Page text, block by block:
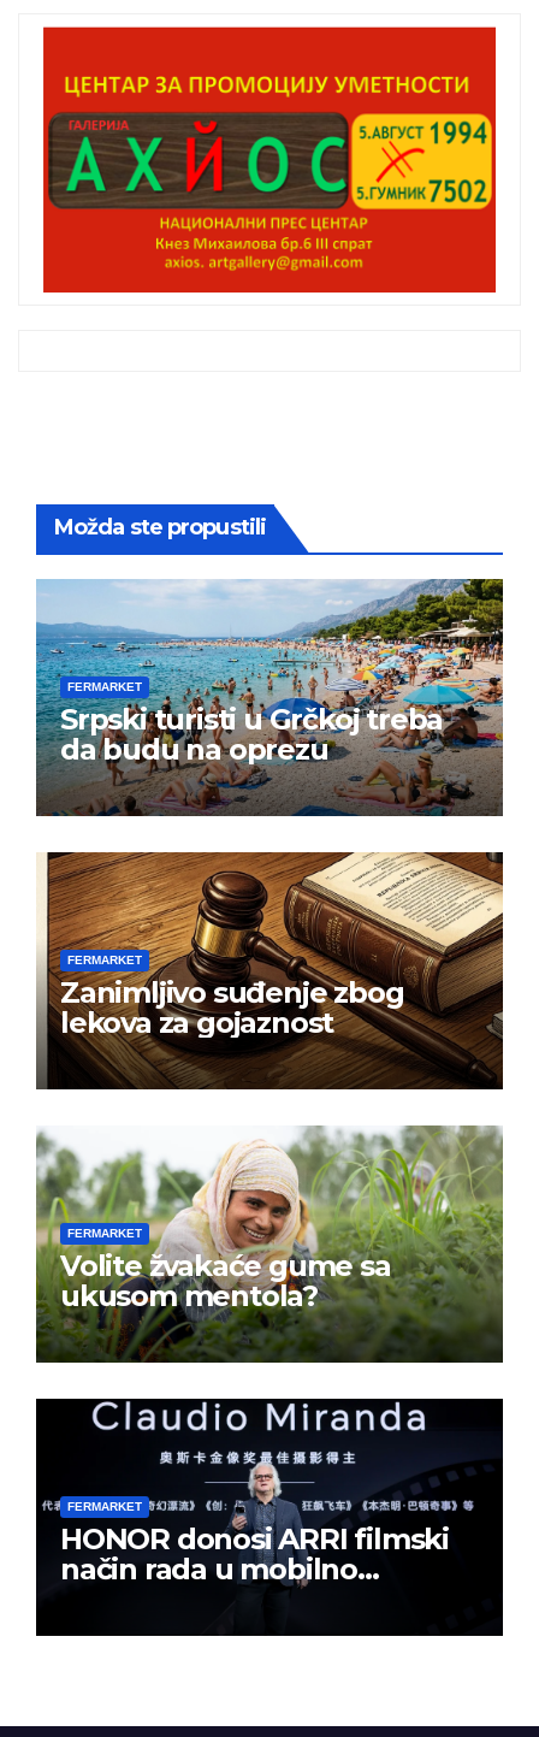
Možda ste propustili
FERMARKET
Srpski turisti u Grčkoj treba
da budu na oprezu
FERMARKET
Zanimljivo suđenje zbog
lekova za gojaznost
FERMARKET
Volite žvakaće gume sa
ukusom mentola?
FERMARKET
HONOR donosi ARRI filmski
način rada u mobilno
kreiranje sadržaja